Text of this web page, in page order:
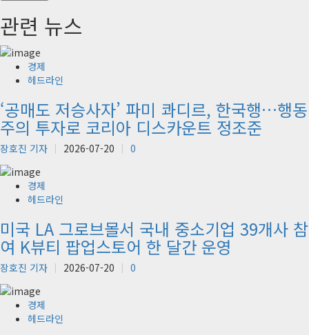
관련 뉴스
경제
헤드라인
‘공매도 저승사자’ 파미 콰디르, 한국행…행동
주의 투자로 코리아 디스카운트 정조준
장호진 기자 2026-07-20 0
경제
헤드라인
미국 LA 그로브몰서 국내 중소기업 39개사 참
여 K뷰티 팝업스토어 한 달간 운영
장호진 기자 2026-07-20 0
경제
헤드라인